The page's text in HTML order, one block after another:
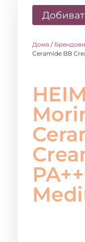
Дома / Брендови
Ceramide BB